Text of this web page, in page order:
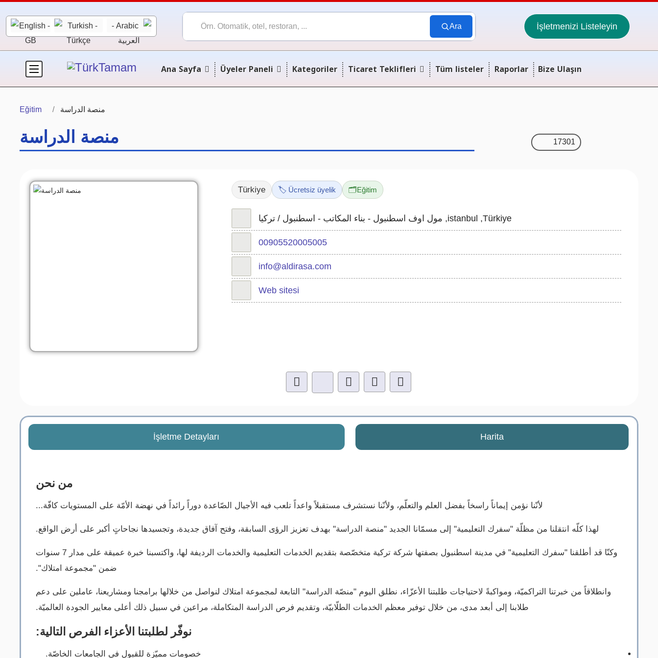
Ara İşletmenizi Listeleyin
Ana Sayfa Üyeler Paneli Kategoriler Ticaret Teklifleri Tüm listeler Raporlar Bize Ulaşın
Eğitim منصة الدراسة
منصة الدراسة 17301
Türkiye 🏷️ Ücretsiz üyelik 🗂️Eğitim
مول اوف اسطنبول - بناء المكاتب - اسطنبول / تركيا ,istanbul ,Türkiye
00905520005005
info@aldirasa.com
Web sitesi
İşletme Detayları Harita
من نحن
لأنّنا نؤمن إيماناً راسخاً بفضل العلم والتعلّم، ولأنّنا نستشرف مستقبلاً واعداً تلعب فيه الأجيال الصّاعدة دوراً رائداً في نهضة الأمّة على المستويات كافّة...
لهذا كلّه انتقلنا من مظلّة "سفرك التعليمية" إلى مسمّانا الجديد "منصة الدراسة" بهدف تعزيز الرؤى السابقة، وفتح آفاق جديدة، وتجسيدها نجاحاتٍ أكبر على أرض الواقع.
وكنّا قد أطلقنا "سفرك التعليمية" في مدينة اسطنبول بصفتها شركة تركية متخصّصة بتقديم الخدمات التعليمية والخدمات الرديفة لها، واكتسبنا خبرة عميقة على مدار 7 سنوات
ضمن "مجموعة امتلاك".
وانطلاقاً من خبرتنا التراكميّة، ومواكبةً لاحتياجات طلبتنا الأعزّاء، نطلق اليوم "منصّة الدراسة" التابعة لمجموعة امتلاك لنواصل من خلالها برامجنا ومشاريعنا، عاملين على دعم
طلابنا إلى أبعد مدى، من خلال توفير معظم الخدمات الطلّابيّة، وتقديم فرص الدراسة المتكاملة، مراعين في سبيل ذلك أعلى معايير الجودة العالميّة.
نوفّر لطلبتنا الأعزاء الفرص التالية:
خصومات مميّزة للقبول في الجامعات الخاصّة.